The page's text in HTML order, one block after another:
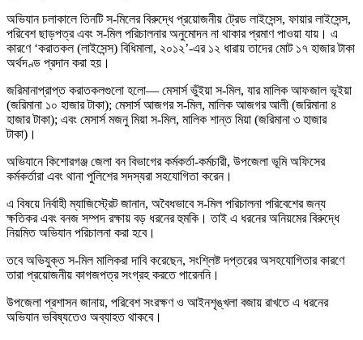
অভিযান চলাকালে তিনটি স-মিলের বিরুদ্ধে প্রয়োজনীয় ট্রেড লাইসেন্স, ফায়ার লাইসেন্স,
পরিবেশ ছাড়পত্র এবং স-মিল পরিচালনার অনুমোদন না থাকার প্রমাণ পাওয়া যায়। এ
কারণে ‘করাতকল (লাইসেন্স) বিধিমালা, ২০১২’-এর ১২ ধারায় তাদের মোট ১৭ হাজার টাকা
অর্থদণ্ড প্রদান করা হয়।
জরিমানাপ্রাপ্ত করাতকলগুলো হলো— মেসার্স ভুঁইয়া স-মিল, যার মালিক আফজাল ভূইয়া
(জরিমানা ১০ হাজার টাকা); মেসার্স আজগর স-মিল, মালিক আজগর আলী (জরিমানা ৪
হাজার টাকা); এবং মেসার্স মজনু মিয়া স-মিল, মালিক শান্ত মিয়া (জরিমানা ৩ হাজার
টাকা)।
অভিযানে কিশোরগঞ্জ জেলা বন বিভাগের কর্মকর্তা-কর্মচারী, উপজেলা ভূমি অফিসের
কর্মকর্তারা এবং থানা পুলিশের সদস্যরা সহযোগিতা করেন।
এ বিষয়ে নির্বাহী ম্যাজিস্ট্রেট জানান, অবৈধভাবে স-মিল পরিচালনা পরিবেশের জন্য
ক্ষতিকর এবং বনজ সম্পদ রক্ষায় বড় ধরনের হুমকি। তাই এ ধরনের অনিয়মের বিরুদ্ধে
নিয়মিত অভিযান পরিচালনা করা হবে।
তবে অভিযুক্ত স-মিল মালিকরা দাবি করেছেন, সংশ্লিষ্ট দপ্তরের অসহযোগিতার কারণে
তারা প্রয়োজনীয় কাগজপত্র সংগ্রহ করতে পারেননি।
উপজেলা প্রশাসন জানায়, পরিবেশ সংরক্ষণ ও আইনশৃঙ্খলা বজায় রাখতে এ ধরনের
অভিযান ভবিষ্যতেও অব্যাহত থাকবে।